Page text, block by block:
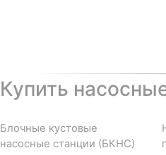
Купить
Блочные кустовые
насосные станции (БКНС)